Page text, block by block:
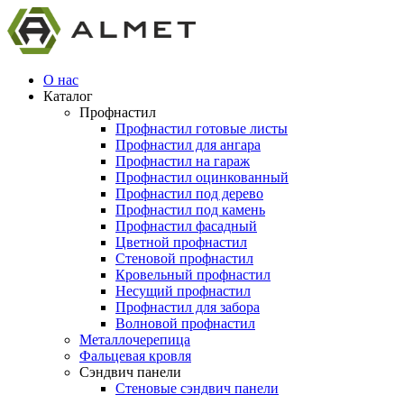
О нас
Каталог
Профнастил
Профнастил готовые листы
Профнастил для ангара
Профнастил на гараж
Профнастил оцинкованный
Профнастил под дерево
Профнастил под камень
Профнастил фасадный
Цветной профнастил
Стеновой профнастил
Кровельный профнастил
Несущий профнастил
Профнастил для забора
Волновой профнастил
Металлочерепица
Фальцевая кровля
Сэндвич панели
Стеновые сэндвич панели